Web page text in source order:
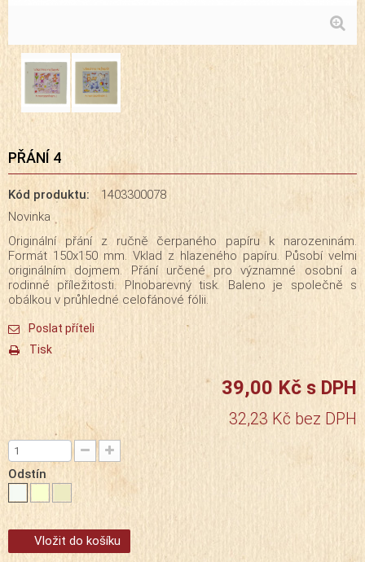
PŘÁNÍ 4
Kód produktu:
1403300078
Novinka
Originální přání z ručně čerpaného papíru k narozeninám.
Formát 150x150 mm. Vklad z hlazeného papíru. Působí velmi
originálním dojmem. Přání určené pro významné osobní a
rodinné příležitosti. Plnobarevný tisk. Baleno je společně s
obálkou v průhledné celofánové fólii.
Poslat příteli
Tisk
39,00 Kč s DPH
32,23 Kč bez DPH
Odstín
Vložit do košíku